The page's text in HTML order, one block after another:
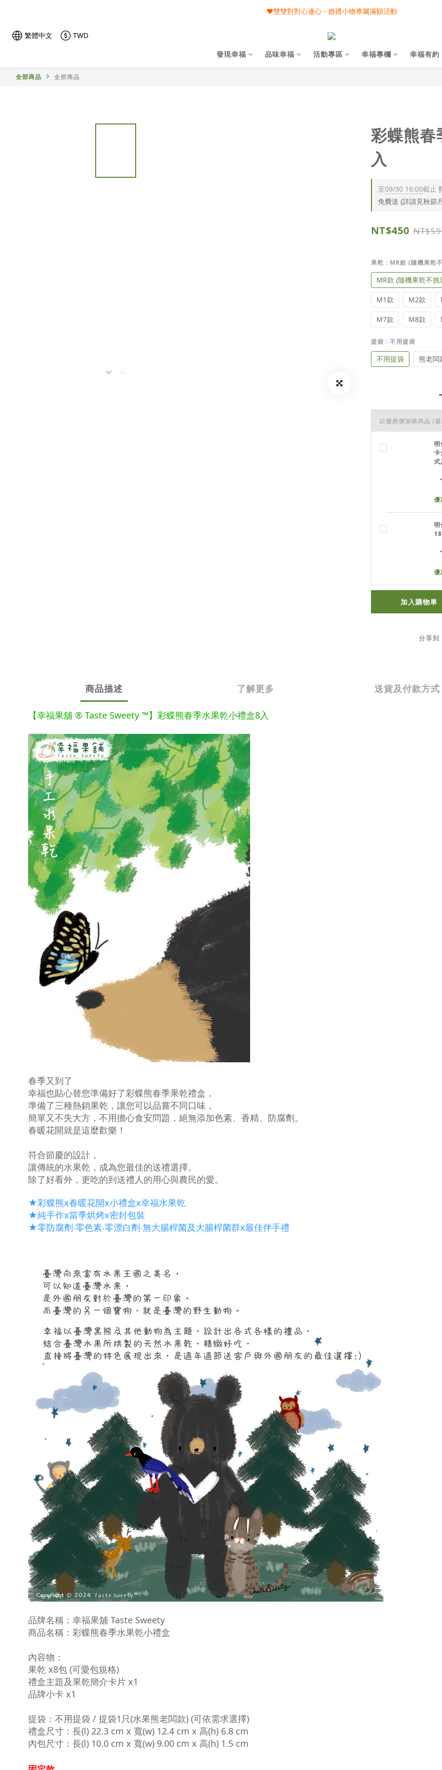
🎀08/01-09/30 秋節月圓家家慶- 滿額即享專屬小禮
❤️雙雙對對心連心 - 婚禮小物專屬滿額活動
🎀08/01-09/30 秋節月圓家家慶- 滿額即享專屬小禮
繁體中文
TWD
發現幸福
品味幸福 活動專區 幸福專欄 幸福有約
全部商品 全部商品
彩蝶熊春
入
至09/30 16:00截止
免費送 (詳請見秋節
NT$450
果乾 : MR款 (隨機果乾
MR款 (隨機果乾不挑
M1款 M2款
M7款 M8款
提袋 : 不用提袋
不用提袋 熊老闆
以優惠價加購商品 (
明
卡
式
明
加入購物車
分享到
商品描述 了解更多 送貨及付款方式
【幸福果舖 ® Taste Sweety ™】彩蝶熊春季水果乾小禮盒8入
春季又到了
幸福也貼心替您準備好了彩蝶熊春季果乾禮盒，
準備了三種熱銷果乾，讓您可以品嘗不同口味，
簡單又不失大方，不用擔心食安問題，絕無添加色素、香精、防腐劑。
春暖花開就是這麼歡樂！
符合節慶的設計，
讓傳統的水果乾，成為您最佳的送禮選擇。
除了好看外，更吃的到送禮人的用心與農民的愛。
★彩蝶熊x春暖花開x小禮盒x幸福水果乾
★純手作x當季烘烤x密封包裝
★零防腐劑‧零色素‧零漂白劑‧無大腸桿菌及大腸桿菌群x最佳伴手禮
品牌名稱： 幸福果舖 Taste Sweety
商品名稱：彩蝶熊春季水果乾小禮盒
內容物：
果乾 x8包 (可愛包規格)
禮盒主題及果乾簡介卡片 x1
品牌小卡 x1
提袋：不用提袋 / 提袋1只(水果熊老闆款) (可依需求選擇)
禮盒尺寸：長(l) 22.3 cm x 寬(w) 12.4 cm x 高(h) 6.8 cm
內包尺寸：長(l) 10.0 cm x 寬(w) 9.00 cm x 高(h) 1.5 cm